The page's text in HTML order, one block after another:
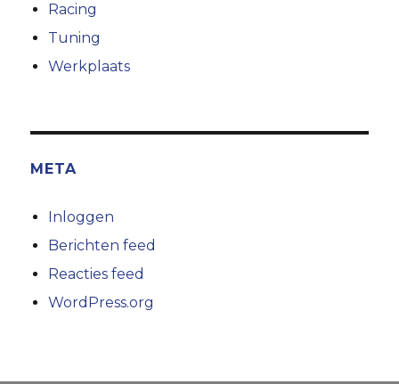
Racing
Tuning
Werkplaats
META
Inloggen
Berichten feed
Reacties feed
WordPress.org